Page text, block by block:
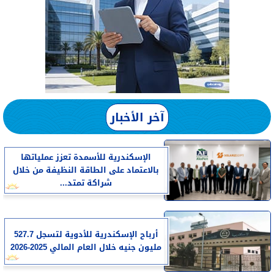
آخر الأخبار
الإسكندرية للأسمدة تعزز عملياتها
بالاعتماد على الطاقة النظيفة من خلال
شراكة تمتد...
أرباح الإسكندرية للأدوية لتسجل 527.7
مليون جنيه خلال العام المالي 2025-2026